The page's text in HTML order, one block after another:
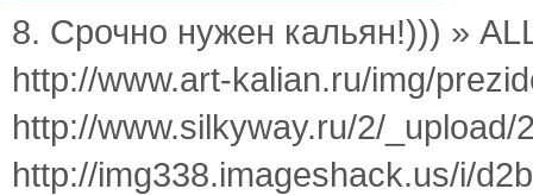
8. Срочно нужен кальян!))) »
http://www.art-kalian.ru/img/
http://www.silkyway.ru/2/_upload/
http://img338.imageshack.us/i/